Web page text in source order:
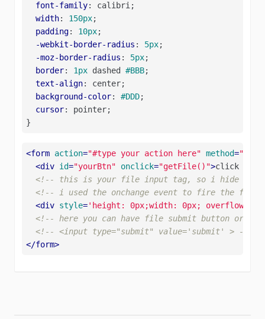
font-family: calibri;
width: 150px;
padding: 10px;
-webkit-border-radius : 5px;
-moz-border-radius : 5px;
border: 1px dashed #BBB;
text-align: center;
background-color: #DDD;
cursor: pointer;
}
<form action="#type your action here" method=
<div id="yourBtn" onclick="getFile()">click to
<!-- this is your file input tag, so i hide
<!-- i used the onchange event to fire the form
<div style='height: 0px;width: 0px;
<!-- here you can have file submit button or
<!-- <input type="submit" value='submit' > -->
</form>